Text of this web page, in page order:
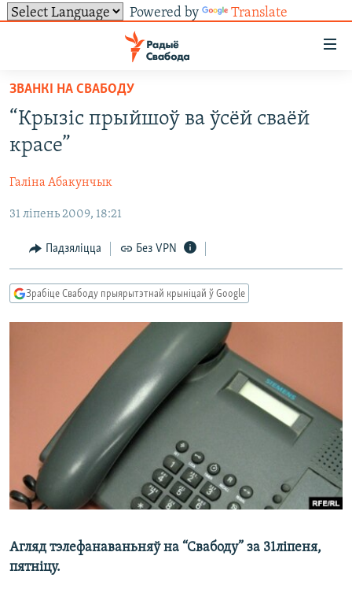
Powered by Translate
ўнівэрсальнага
доступу
Перайсьці
галоўнага
Перайсьці
да
навігацыі
Перайсьці
да
пошуку
НАВІНЫ
УСЕ НАВІНЫ
ЛЮДЗІ
ПАЛІТЫКА
ЭКАНОМІКА
БЕЛАРУСЫ НА ВАЙНЕ
ТОЛЬКІ НА СВАБОДЗЕ
БЛОГІ
ГІСТОРЫЯ НА СВАБОДЗЕ
ПАДКАСТЫ
АЎДЫЁКНІГІ
НА ХВАЛЯХ СВАБОДЫ
СУВЯЗЬ
АБЫСЬЦІ БЛЯКАВАНЬНЕ
ПАДЗЯЛІЦЦА ІНФАРМАЦЫЯЙ
ПАДПІСАЦЦА
RSS
ПАДКАСТЫ
TWITTER
Усе сайты РС/РСЭ
ЗВАНКІ НА СВАБОДУ
“Крызіс прыйшоў ва ўсёй сваёй
красе”
Галіна Абакунчык
31 ліпень 2009, 18:21
Падзяліцца Без VPN
Зрабіце Свабоду прыярытэтнай крыніцай ў Google
Агляд тэлефанаваньняў на “Свабоду” за 31ліпеня,
пятніцу.